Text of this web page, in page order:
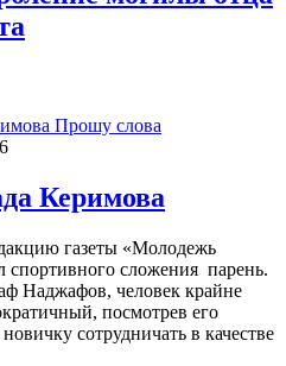
Прошу слова
Керимова
газеты «Молодежь
спортивного сложения парень.
Наджафов, человек крайне
посмотрев его
сотрудничать в качестве